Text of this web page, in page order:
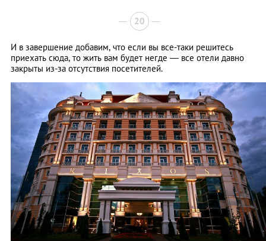
20
И в завершение добавим, что если вы все-таки решитесь
приехать сюда, то жить вам будет негде — все отели давно
закрыты из-за отсутствия посетителей.